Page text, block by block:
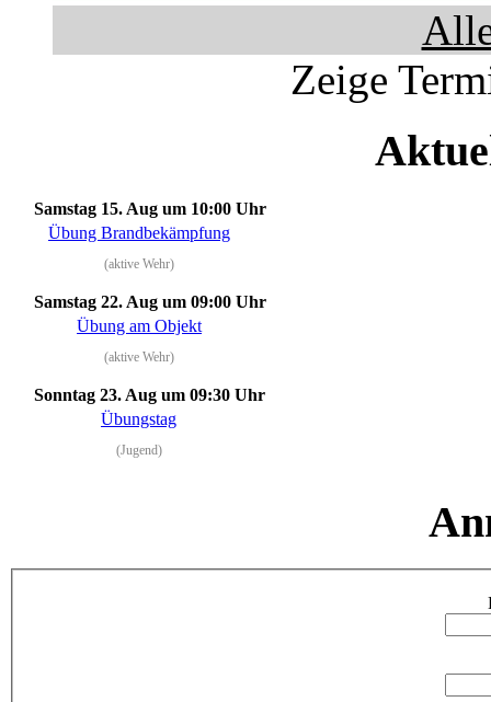
Zeige
Samstag 15. Aug um 10:00 Uhr
Übung Brandbekämpfung
(aktive Wehr)
Samstag 22. Aug um 09:00 Uhr
Übung am Objekt
(aktive Wehr)
Sonntag 23. Aug um 09:30 Uhr
Übungstag
(Jugend)